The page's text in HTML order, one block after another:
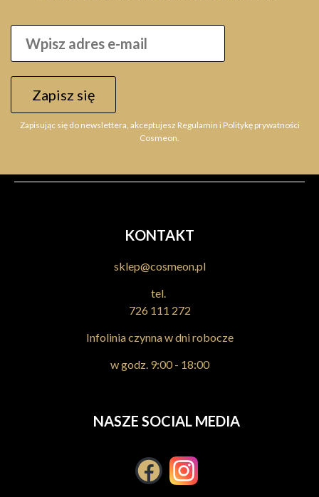
Zapisz się
Zapisując się do newslettera, akceptujesz Regulamin i Politykę prywatności
Cosmeon.
KONTAKT
sklep@cosmeon.pl
tel.
726 111 272
Infolinia czynna w dni robocze
w godz. 9:00 - 18:00
NASZE SOCIAL MEDIA